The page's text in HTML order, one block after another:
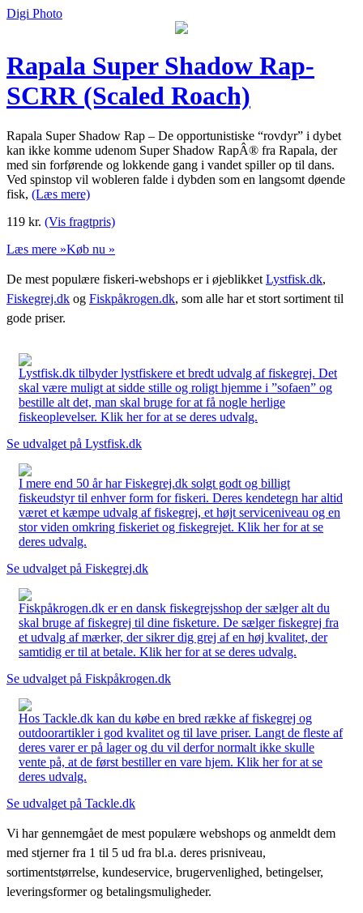
Digi Photo
Rapala Super Shadow Rap-
SCRR (Scaled Roach)
Rapala Super Shadow Rap – De opportunistiske “rovdyr” i dybet
kan ikke komme udenom Super Shadow RapÂ® fra Rapala, der
med sin forførende og lokkende gang i vandet spiller op til dans.
Ved spinstop vil wobleren falde i dybden som en langsomt døende
fisk, (Læs mere)
119 kr. (Vis fragtpris)
Læs mere »Køb nu »
De mest populære fiskeri-webshops er i øjeblikket Lystfisk.dk,
Fiskegrej.dk og Fiskpåkrogen.dk, som alle har et stort sortiment til
gode priser.
Lystfisk.dk tilbyder lystfiskere et bredt udvalg af fiskegrej. Det
skal være muligt at sidde stille og roligt hjemme i ”sofaen” og
bestille alt det, man skal bruge for at få nogle herlige
fiskeoplevelser. Klik her for at se deres udvalg.
Se udvalget på Lystfisk.dk
I mere end 50 år har Fiskegrej.dk solgt godt og billigt
fiskeudstyr til enhver form for fiskeri. Deres kendetegn har altid
været et kæmpe udvalg af fiskegrej, et højt serviceniveau og en
stor viden omkring fiskeriet og fiskegrejet. Klik her for at se
deres udvalg.
Se udvalget på Fiskegrej.dk
Fiskpåkrogen.dk er en dansk fiskegrejsshop der sælger alt du
skal bruge af fiskegrej til dine fisketure. De sælger fiskegrej fra
et udvalg af mærker, der sikrer dig grej af en høj kvalitet, der
samtidig er til at betale. Klik her for at se deres udvalg.
Se udvalget på Fiskpåkrogen.dk
Hos Tackle.dk kan du købe en bred række af fiskegrej og
outdoorartikler i god kvalitet og til lave priser. Langt de fleste af
deres varer er på lager og du vil derfor normalt ikke skulle
vente på, at de først bestiller en vare hjem. Klik her for at se
deres udvalg.
Se udvalget på Tackle.dk
Vi har gennemgået de mest populære webshops og anmeldt dem
med stjerner fra 1 til 5 ud fra bl.a. deres prisniveau,
sortimentstørrelse, kundeservice, brugervenlighed, betingelser,
leveringsformer og betalingsmuligheder.